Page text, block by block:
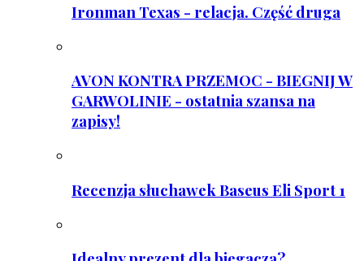
Ironman Texas - relacja. Część druga
AVON KONTRA PRZEMOC - BIEGNIJ W
GARWOLINIE - ostatnia szansa na
zapisy!
Recenzja słuchawek Baseus Eli Sport 1